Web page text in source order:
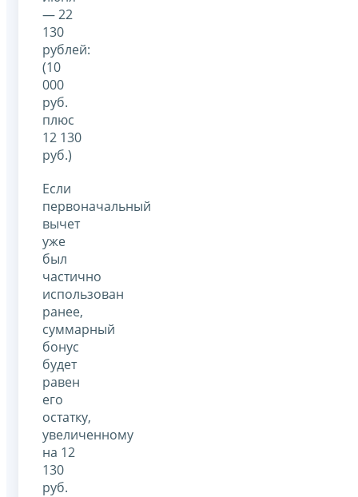
— 22
130
рублей:
(10
000
руб.
плюс
12 130
руб.)
Если
первоначальный
вычет
уже
был
частично
использован
ранее,
суммарный
бонус
будет
равен
его
остатку,
увеличенному
на 12
130
руб.